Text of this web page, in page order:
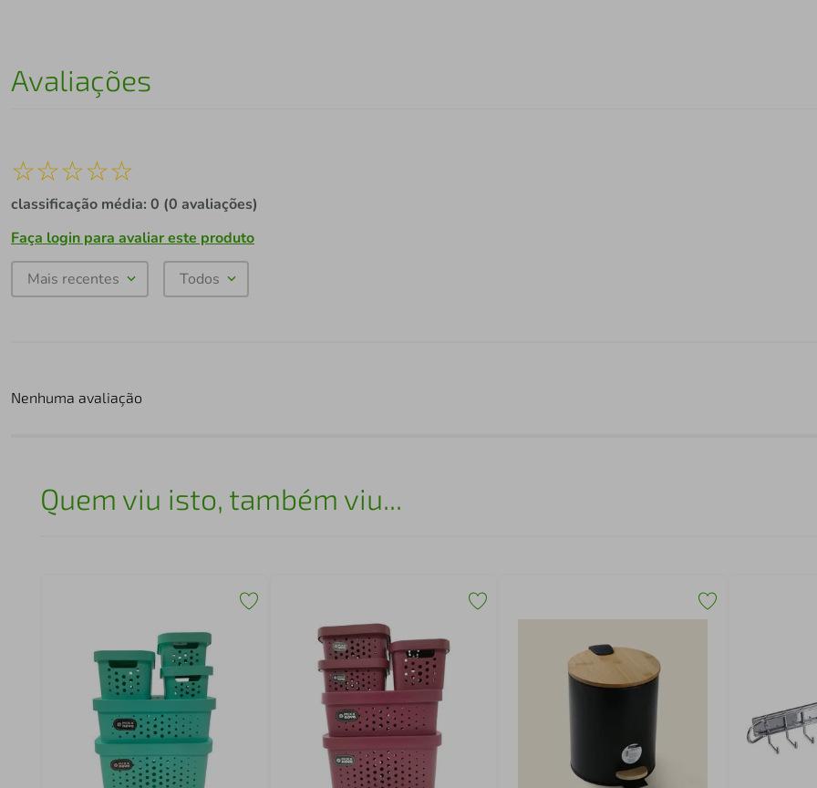
Avaliações
☆☆☆☆☆
classificação média: 0 (0 avaliações)
Faça login para avaliar este produto
Mais recentes Todos
Nenhuma avaliação
Quem viu isto, também viu...